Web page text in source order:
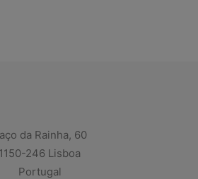
da Rainha, 60
1150-246 Lisboa
Portugal